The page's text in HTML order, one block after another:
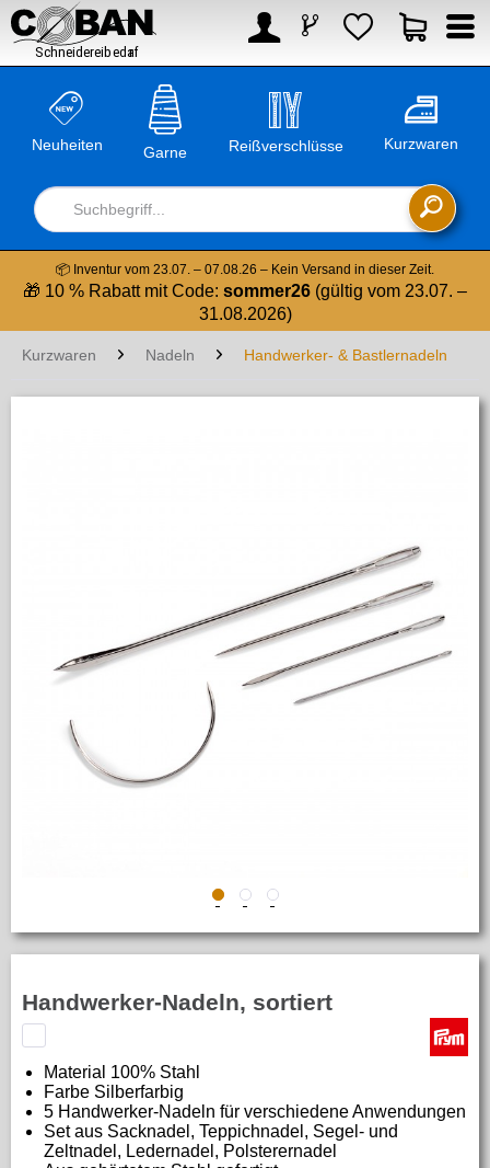
 

Neuheiten Garne

Reißverschlüsse Kurzwaren
📦 Inventur vom 23.07. – 07.08.26 – Kein Versand in dieser Zeit.
🎁 10 % Rabatt mit Code: sommer26 (gültig vom 23.07. –
31.08.2026)
Kurzwaren Nadeln Handwerker- & Bastlernadeln
Handwerker-Nadeln, sortiert
Material 100% Stahl
Farbe Silberfarbig
5 Handwerker-Nadeln für verschiedene Anwendungen
Set aus Sacknadel, Teppichnadel, Segel- und
Zeltnadel, Ledernadel, Polsterernadel